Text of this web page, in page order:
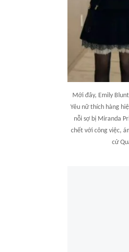
Mới đây, Emily
Yêu nữ thích hàng
nỗi sợ bị Miranda
chết với công việc,
cử